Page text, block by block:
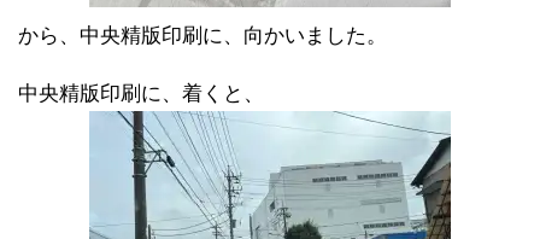
から、中央精版印刷に、向かいました。
中央精版印刷に、着くと、